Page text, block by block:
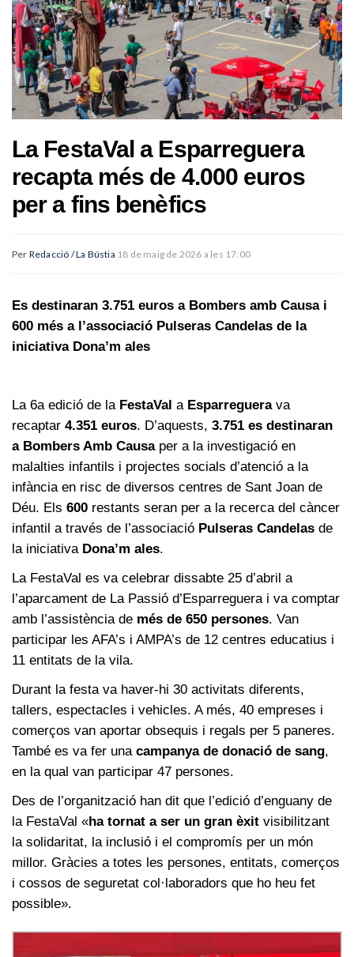
La FestaVal a Esparreguera
recapta més de 4.000 euros
per a fins benèfics
Per Redacció / La Bústia 18 de maig de 2026 a les 17:00
Es destinaran 3.751 euros a Bombers amb Causa i
600 més a l’associació Pulseras Candelas de la
iniciativa Dona’m ales
La 6a edició de la FestaVal a Esparreguerava
recaptar 4.351 euros. D’aquests, 3.751 es destinaran
a Bombers Amb Causaper a la investigació en
malalties infantils i projectes socials d’atenció a la
infància en risc de diversos centres de Sant Joan de
Déu. Els 600 restants seran per a la recerca del càncer
infantil a través de l’associació Pulseras Candelas de
la iniciativa Dona’m ales.
La FestaVal es va celebrar dissabte 25 d’abril a
l’aparcament de La Passió d’Esparreguera i va comptar
amb l’assistència de més de 650 persones. Van
participar les AFA’s i AMPA’s de 12 centres educatius i
11 entitats de la vila.
Durant la festa va haver-hi 30 activitats diferents,
tallers, espectacles i vehicles. A més, 40 empreses i
comerços van aportar obsequis i regals per 5 paneres.
També es va fer una campanya de donació de sang,
en la qual van participar 47 persones.
Des de l’organització han dit que l’edició d’enguany de
la FestaVal «ha tornat a ser un gran èxit visibilitzant
la solidaritat, la inclusió i el compromís per un món
millor. Gràcies a totes les persones, entitats, comerços
i cossos de seguretat col·laboradors que ho heu fet
possible».